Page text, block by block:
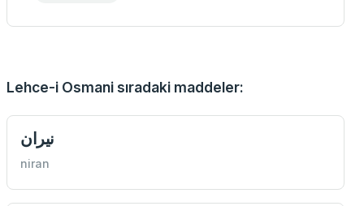
Lehce-i Osmani sıradaki maddeler:
نيران
niran